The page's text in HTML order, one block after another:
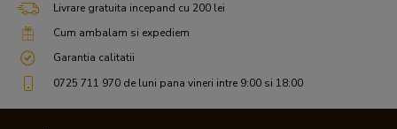
Livrare gratuita incepand cu 200 lei
Cum ambalam si expediem
Garantia calitatii
0725 711 970 de luni pana vineri intre 9:00 si 18:00